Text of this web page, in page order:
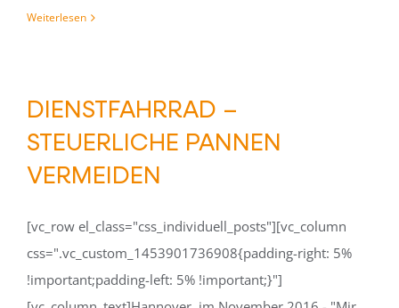
Weiterlesen
DIENSTFAHRRAD –
STEUERLICHE PANNEN
VERMEIDEN
[vc_row el_class="css_individuell_posts"][vc_column
css=".vc_custom_1453901736908{padding-right: 5%
!important;padding-left: 5% !important;}"]